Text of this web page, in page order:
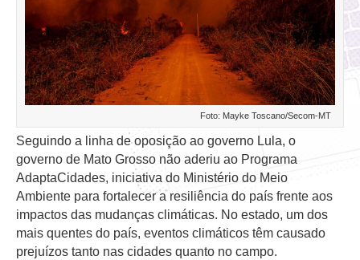
Foto: Mayke Toscano/Secom-MT
Seguindo a linha de oposição ao governo Lula, o
governo de Mato Grosso não aderiu ao Programa
AdaptaCidades, iniciativa do Ministério do Meio
Ambiente para fortalecer a resiliência do país frente aos
impactos das mudanças climáticas. No estado, um dos
mais quentes do país, eventos climáticos têm causado
prejuízos tanto nas cidades quanto no campo.